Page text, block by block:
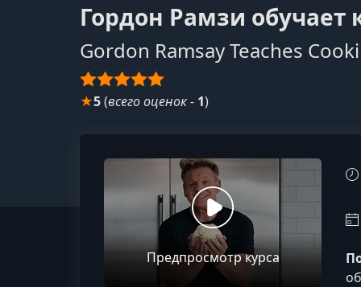
Гордон Рамзи обучает
Gordon Ramsay Teaches
★5(всего оценок- 1)
Предпросмотр курса